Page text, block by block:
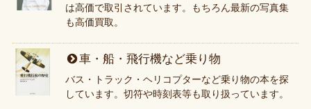
は高価で取引されています。もちろん最新の写真集
も高価買取。
車・船・飛行機など乗り物
バス・トラック・ヘリコプターなど乗り物の本を探
しています。切符や時刻表等も取り扱っています。